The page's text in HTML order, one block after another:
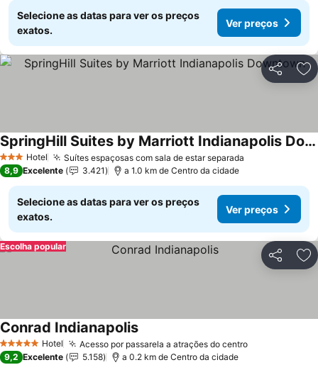
Selecione as datas para ver os preços
exatos.
Ver preços
Partilhar
3 EstrelasHotel Suítes espaçosas com sala de estar separada
SpringHill Suites by Marriott Indianapolis Downtown
8,9 Excelente 3.421 a 1.0 km de Centro da cidade
Selecione as datas para ver os preços
exatos.
Ver preços
Partilhar
Escolha popular
5 Estrelas Hotel Acesso por passarela a atrações do centro
Conrad Indianapolis
9,2 Excelente 5.158 a 0.2 km de Centro da cidade